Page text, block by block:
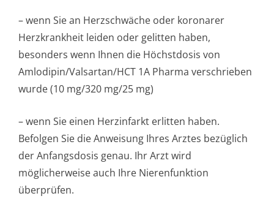
– wenn Sie an Herzschwäche oder koronarer
Herzkrankheit leiden oder gelitten haben,
besonders wenn Ihnen die Höchstdosis von
Amlodipin/Val­sartan/HCT 1A Pharma verschrieben
wurde (10 mg/320 mg/25 mg)
– wenn Sie einen Herzinfarkt erlitten haben.
Befolgen Sie die Anweisung Ihres Arztes bezüglich
der Anfangsdosis genau. Ihr Arzt wird
möglicherweise auch Ihre Nierenfunktion
überprüfen.